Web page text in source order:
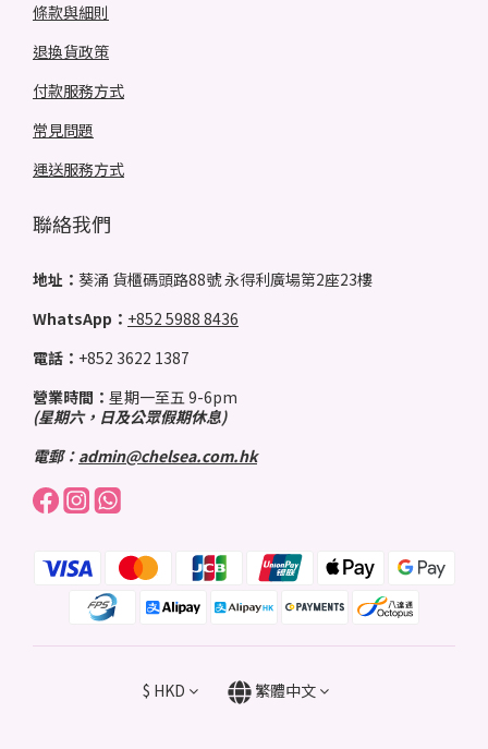
條款與細則
退換貨政策
付款服務方式
常見問題
運送服務方式
聯絡我們
地址： 葵涌 貨櫃碼頭路88號 永得利廣場第2座23樓
WhatsApp： +852 5988 8436
電話： +852 3622 1387
營業時間： 星期一至五 9-6pm
(星期六，日及公眾假期休息)
電郵： admin@chelsea.com.hk
$ HKD 繁體中文